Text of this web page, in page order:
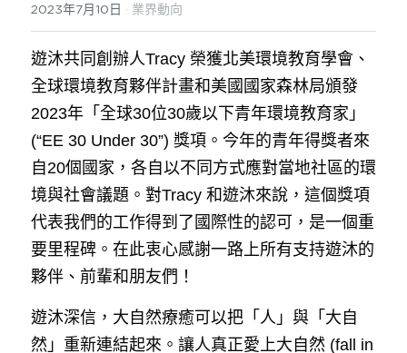
2023年7月10日 · 業界動向
遊沐共同創辦人Tracy 榮獲北美環境教育學會、
全球環境教育夥伴計畫和美國國家森林局頒發
2023年「全球30位30歲以下青年環境教育家」
(“EE 30 Under 30”) 獎項。今年的青年得獎者來
自20個國家，各自以不同方式應對當地社區的環
境與社會議題。對Tracy 和遊沐來說，這個獎項
代表我們的工作得到了國際性的認可，是一個重
要里程碑。在此衷心感謝一路上所有支持遊沐的
夥伴、前輩和朋友們！
遊沐深信，大自然療癒可以把「人」與「大自
然」重新連結起來。讓人真正愛上大自然 (fall in